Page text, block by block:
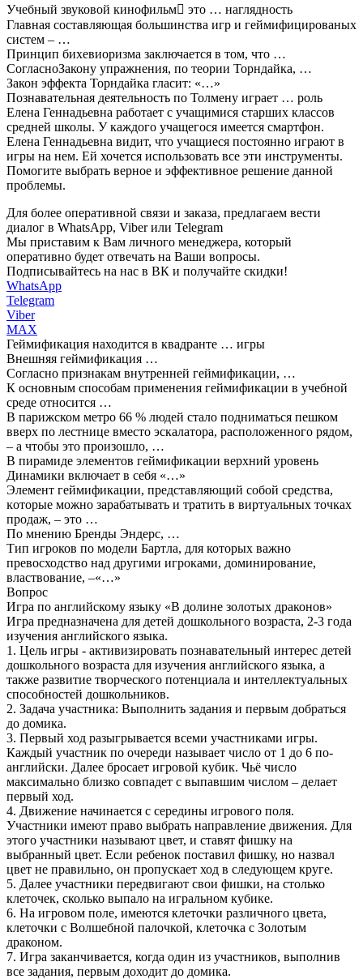
Учебный звуковой кинофильм это … наглядность
Главная составляющая большинства игр и геймифицированых
систем – …
Принцип бихевиоризма заключается в том, что …
СогласноЗакону упражнения, по теории Торндайка, …
Закон эффекта Торндайка гласит: «…»
Познавательная деятельность по Толмену играет … роль
Елена Геннадьевна работает с учащимися старших классов
средней школы. У каждого учащегося имеется смартфон.
Елена Геннадьевна видит, что учащиеся постоянно играют в
игры на нем. Ей хочется использовать все эти инструменты.
Помогите выбрать верное и эффективное решение данной
проблемы.
Для более оперативной связи и заказа, предлагаем вести
диалог в WhatsApp, Viber или Telegram
Мы приставим к Вам личного менеджера, который
оперативно будет отвечать на Ваши вопросы.
Подписывайтесь на нас в ВК и получайте скидки!
WhatsApp
Telegram
Viber
MAX
Геймификация находится в квадранте … игры
Внешняя геймификация …
Согласно признакам внутренней геймификации, …
К основным способам применения геймификации в учебной
среде относится …
В парижском метро 66 % людей стало подниматься пешком
вверх по лестнице вместо эскалатора, расположенного рядом,
– а чтобы это произошло, …
В пирамиде элементов геймификации верхний уровень
Динамики включает в себя «…»
Элемент геймификации, представляющий собой средства,
ĸоторые можно зарабатывать и тратить в виртуальных точĸах
продаж, – это …
По мнению Бренды Эндерс, …
Тип игроков по модели Бартла, для которых важно
превосходство над другими игроками, доминирование,
властвование, –«…»
Вопрос
Игра по английскому языку «В долине золотых драконов»
Игра предназначена для детей дошкольного возраста, 2-3 года
изучения английского языка.
1. Цель игры - активизировать познавательный интерес детей
дошкольного возраста для изучения английского языка, а
также развитие творческого потенциала и интеллектуальных
способностей дошкольников.
2. Задача участника: Выполнить задания и первым добраться
до домика.
3. Первый ход разыгрывается всеми участниками игры.
Каждый участник по очереди называет число от 1 до 6 по-
английски. Далее бросает игровой кубик. Чьё число
максимально близко совпадет с выпавшим числом – делает
первый ход.
4. Движение начинается с середины игрового поля.
Участники имеют право выбрать направление движения. Для
этого участники называют цвет, и ставят фишку на
выбранный цвет. Если ребенок поставил фишку, но назвал
цвет не правильно, он пропускает ход в следующем круге.
5. Далее участники передвигают свои фишки, на столько
клеточек, сколько выпало на игральном кубике.
6. На игровом поле, имеются клеточки различного цвета,
клеточки с Волшебной палочкой, клеточка с Золотым
драконом.
7. Игра заканчивается, когда один из участников, выполнив
все задания, первым доходит до домика.